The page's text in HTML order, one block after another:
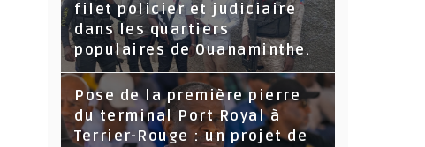
filet policier et judiciaire
dans les quartiers
populaires de Ouanaminthe.
Pose de la première pierre
du terminal Port Royal à
Terrier-Rouge : un projet de